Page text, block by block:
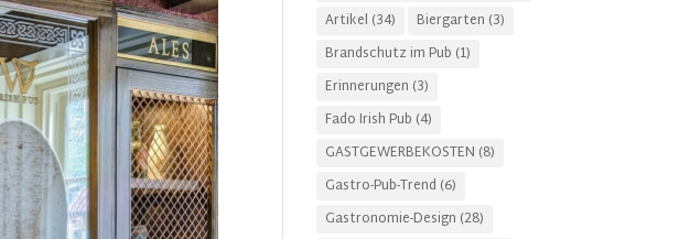
Artikel (34) Biergarten (3)
Brandschutz im Pub (1)
Erinnerungen (3)
Fado Irish Pub (4)
GASTGEWERBEKOSTEN (8)
Gastro-Pub-Trend (6)
Gastronomie-Design (28)